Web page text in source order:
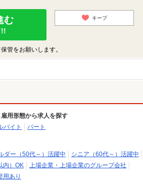
む
!!
キープ
管をお願いします。
雇用形態から求人を探す
バイト
パート
ダー（50代～）活躍中
シニア（60代～）活躍中
内）OK
上場企業・上場企業のグループ会社
用あり